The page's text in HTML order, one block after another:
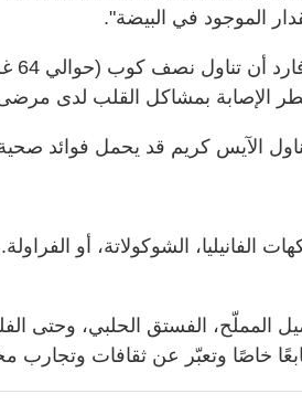
الموجود في البيضة".
أن تناول نصف كوب (حوالي 64
الإصابة بمشاكل القلب لدى
الآيس كريم قد يحمل فوائد
الشوكولاتة، أو
المملّح، الفستق الحلبي، وحتى
خاصًا وتعبّر عن ثقافات وتجارب